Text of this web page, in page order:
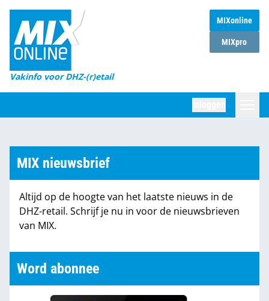
MIXonline
MIXpro
Vakinfo voor DHZ-(r)etail
Home
Magazines
DHZ Sessie
Marktcijfers
Partners
MIX nieuwsbrief
Altijd op de hoogte van het laatste nieuws in de
DHZ-retail. Schrijf je nu in voor de nieuwsbrieven
van MIX.
Word abonnee